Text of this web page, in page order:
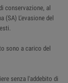
conservazione, al
(SA) L'evasione del
sono a carico del
senza l'addebito di